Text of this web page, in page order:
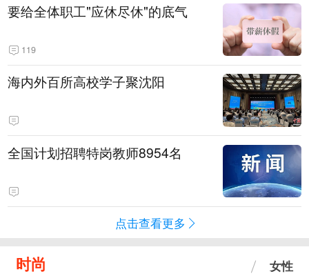
要给全体职工"应休尽休"的底气
119
海内外百所高校学子聚沈阳
全国计划招聘特岗教师8954名
点击查看更多
时尚 女性